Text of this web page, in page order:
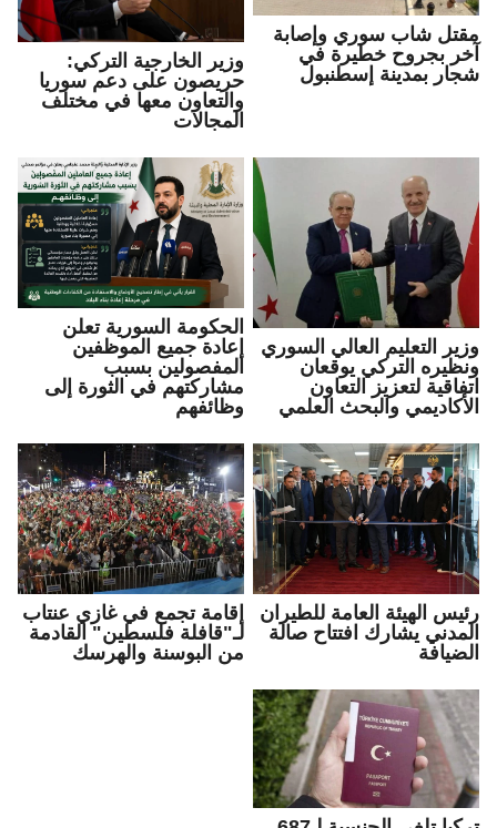
مقتل شاب سوري وإصابة
آخر بجروح خطيرة في
شجار بمدينة إسطنبول
وزير الخارجية التركي:
حريصون على دعم سوريا
والتعاون معها في مختلف
المجالات
وزير التعليم العالي السوري
ونظيره التركي يوقعان
اتفاقية لتعزيز التعاون
الأكاديمي والبحث العلمي
الحكومة السورية تعلن
إعادة جميع الموظفين
المفصولين بسبب
مشاركتهم في الثورة إلى
وظائفهم
رئيس الهيئة العامة للطيران
المدني يشارك افتتاح صالة
الضيافة
إقامة تجمع في غازي عنتاب
لـ"قافلة فلسطين" القادمة
من البوسنة والهرسك